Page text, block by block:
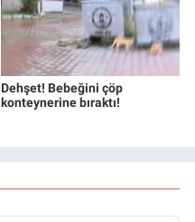
Dehşet! Bebeğini çöp
konteynerine bıraktı!